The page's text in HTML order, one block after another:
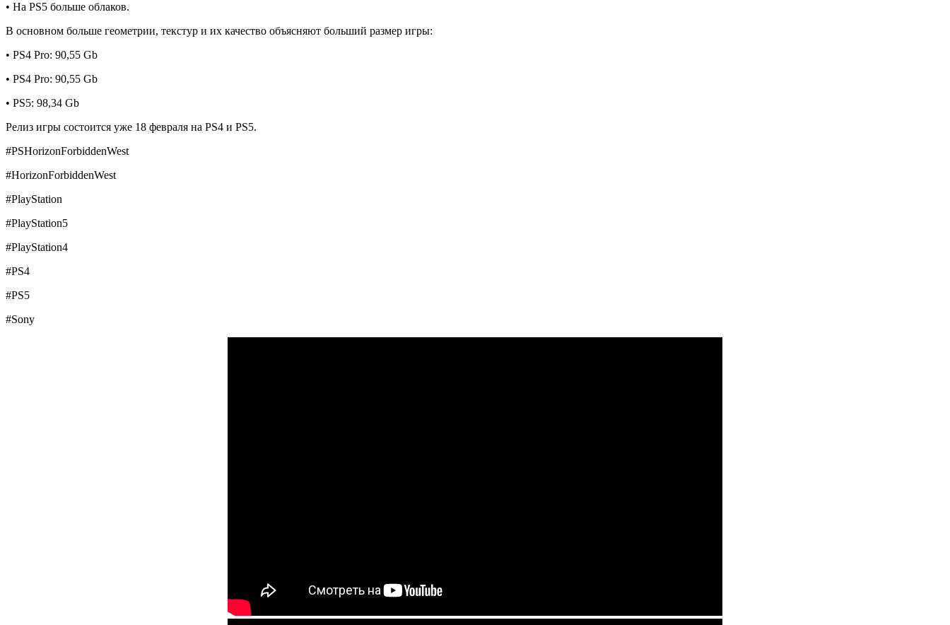
• На PS5 больше облаков.
В основном больше геометрии, текстур и их качество объясняют больший размер игры:
• PS4 Pro: 90,55 Gb
• PS4 Pro: 90,55 Gb
• PS5: 98,34 Gb
Релиз игры состоится уже 18 февраля на PS4 и PS5.
#PSHorizonForbiddenWest
#HorizonForbiddenWest
#PlayStation
#PlayStation5
#PlayStation4
#PS4
#PS5
#Sony